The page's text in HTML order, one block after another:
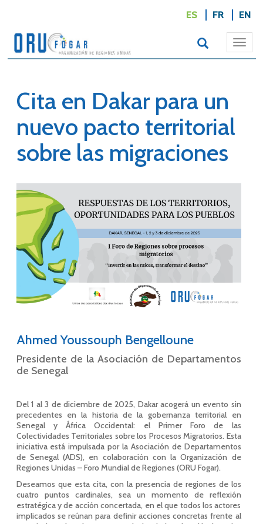
ES FR EN
Cita en Dakar para un
nuevo pacto territorial
sobre las migraciones
Ahmed Youssouph Bengelloune
Presidente de la Asociación de Departamentos
de Senegal
Del 1 al 3 de diciembre de 2025, Dakar acogerá un evento sin
precedentes en la historia de la gobernanza territorial en
Senegal y África Occidental: el Primer Foro de las
Colectividades Territoriales sobre los Procesos Migratorios. Esta
iniciativa está impulsada por la Asociación de Departamentos
de Senegal (ADS), en colaboración con la Organización de
Regiones Unidas – Foro Mundial de Regiones (ORU Fogar).
Deseamos que esta cita, con la presencia de regiones de los
cuatro puntos cardinales, sea un momento de reflexión
estratégica y de acción concertada, en el que todos los actores
implicados se reúnan para definir acciones concretas frente al